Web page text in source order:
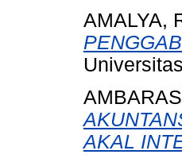
AMALYA,
AKAL